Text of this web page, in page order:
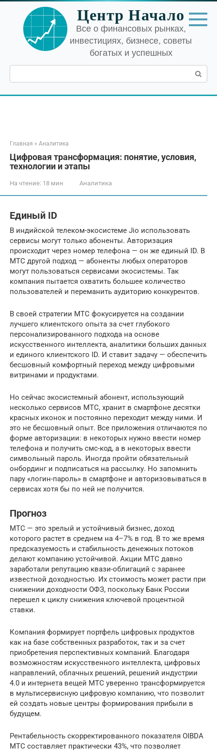
Перейти
контенту
Центр Начало
Все о финансовых рынках,
инвестициях, бизнесе, советы
богатых и успешных
Поиск:
Главная » Аналитика
Цифровая трансформация: понятие, условия,
технологии и этапы
На чтение: 18 мин Аналитика
Единый ID
В индийской телеком-экосистеме Jio использовать
сервисы могут только абоненты. Авторизация
происходит через номер телефона — он же единый ID. В
МТС другой подход — абоненты любых операторов
могут пользоваться сервисами экосистемы. Так
компания пытается охватить большее количество
пользователей и переманить аудиторию конкурентов.
В своей стратегии МТС фокусируется на создании
лучшего клиентского опыта за счет глубокого
персонализированного подхода на основе
искусственного интеллекта, аналитики больших данных
и единого клиентского ID. И ставит задачу — обеспечить
бесшовный комфортный переход между цифровыми
витринами и продуктами.
Но сейчас экосистемный абонент, использующий
несколько сервисов МТС, хранит в смартфоне десятки
красных иконок и постоянно переходит между ними. И
это не бесшовный опыт. Все приложения отличаются по
форме авторизации: в некоторых нужно ввести номер
телефона и получить смс-код, а в некоторых ввести
символьный пароль. Иногда пройти обязательный
онбординг и подписаться на рассылку. Но запомнить
пару «логин-пароль» в смартфоне и авторизовываться в
сервисах хотя бы по ней не получится.
Прогноз
МТС — это зрелый и устойчивый бизнес, доход
которого растет в среднем на 4–7% в год. В то же время
предсказуемость и стабильность денежных потоков
делают компанию устойчивой. Акции МТС давно
заработали репутацию квази-облигаций с заранее
известной доходностью. Их стоимость может расти при
снижении доходности ОФЗ, поскольку Банк России
перешел к циклу снижения ключевой процентной
ставки.
Компания формирует портфель цифровых продуктов
как на базе собственных разработок, так и за счет
приобретения перспективных компаний. Благодаря
возможностям искусственного интеллекта, цифровых
направлений, облачных решений, решений индустрии
4.0 и интернета вещей МТС уверенно трансформируется
в мультисервисную цифровую компанию, что позволит
ей создать новые центры формирования прибыли в
будущем.
Рентабельность скорректированного показателя OIBDA
МТС составляет практически 43%, что позволяет